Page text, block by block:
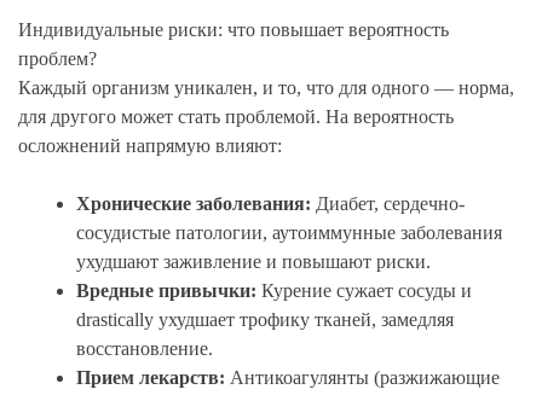
Индивидуальные риски: что повышает вероятность
проблем?
Каждый организм уникален, и то, что для одного — норма,
для другого может стать проблемой. На вероятность
осложнений напрямую влияют:
Хронические заболевания: Диабет, сердечно-
сосудистые патологии, аутоиммунные заболевания
ухудшают заживление и повышают риски.
Вредные привычки: Курение сужает сосуды и
drastically ухудшает трофику тканей, замедляя
восстановление.
Прием лекарств: Антикоагулянты (разжижающие